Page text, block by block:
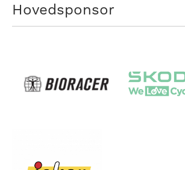
Hovedsponsor